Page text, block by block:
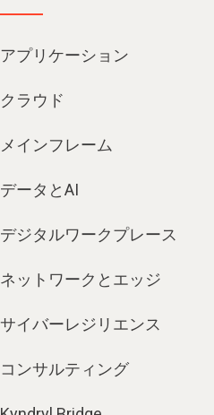
アプリケーション
クラウド
メインフレーム
データとAI
デジタルワークプレース
ネットワークとエッジ
サイバーレジリエンス
コンサルティング